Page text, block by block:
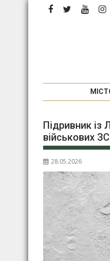
Перейти
Підривник із
військових
28.05.2026